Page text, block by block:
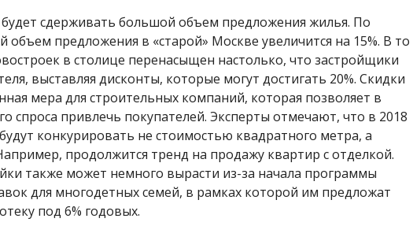
сдерживать большой объем предложения жилья. По
объем предложения в «старой» Москве увеличится на 15%. В то
в столице перенасыщен настолько, что застройщики
выставляя дисконты, которые могут достигать 20%. Скидки
мера для строительных компаний, которая позволяет в
спроса привлечь покупателей. Эксперты отмечают, что в 2018
конкурировать не стоимостью квадратного метра, а
продолжится тренд на продажу квартир с отделкой.
также может немного вырасти из-за начала программы
для многодетных семей, в рамках которой им предложат
под 6% годовых.